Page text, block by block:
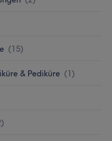
(15)
& Pediküre (1)
)